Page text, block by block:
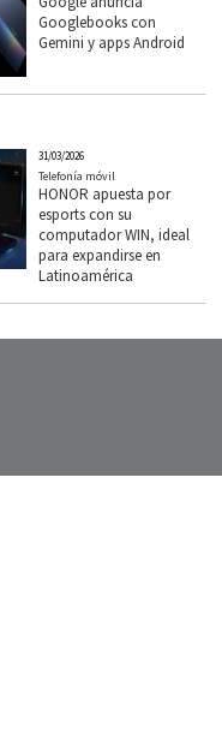
Googlebooks con
Gemini y apps Android
31/03/2026
Telefonía móvil
HONOR apuesta por
esports con su
computador WIN, ideal
para expandirse en
Latinoamérica